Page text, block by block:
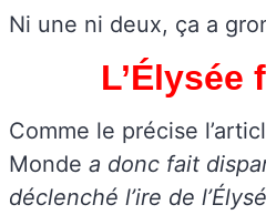
Ni une ni deux, ça a
L’Élysée
Comme le précise
Monde a donc fait
déclenché l’ire de